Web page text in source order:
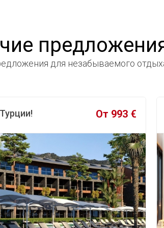
для незабываемого
Club 5⭐️ 1 740 €